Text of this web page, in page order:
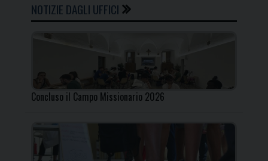
NOTIZIE DAGLI UFFICI
Concluso il Campo Missionario 2026